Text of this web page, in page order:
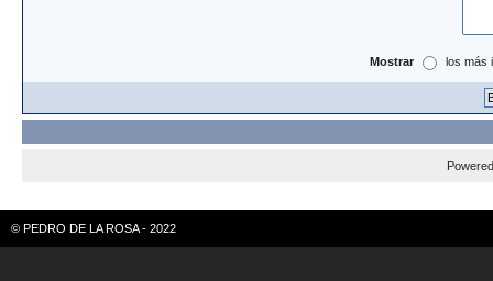
Mostrar los más
© PEDRO DE LA ROSA - 2022